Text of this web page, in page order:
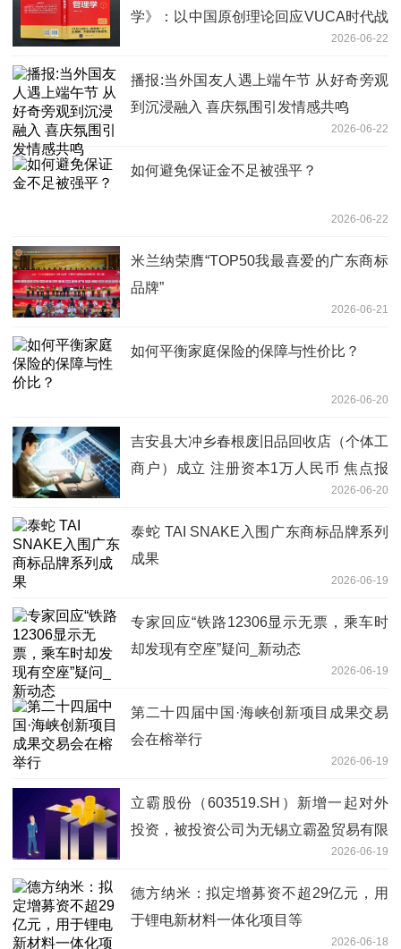
学》：以中国原创理论回应VUCA时代战
2026-06-22
播报:当外国友人遇上端午节 从好奇旁观
到沉浸融入 喜庆氛围引发情感共鸣
2026-06-22
如何避免保证金不足被强平？
2026-06-22
米兰纳荣膺“TOP50我最喜爱的广东商标
品牌”
2026-06-21
如何平衡家庭保险的保障与性价比？
2026-06-20
吉安县大冲乡春根废旧品回收店（个体工
商户）成立 注册资本1万人民币 焦点报
2026-06-20
泰蛇 TAI SNAKE入围广东商标品牌系列
成果
2026-06-19
专家回应“铁路12306显示无票，乘车时
却发现有空座”疑问_新动态
2026-06-19
第二十四届中国·海峡创新项目成果交易
会在榕举行
2026-06-19
立霸股份（603519.SH）新增一起对外
投资，被投资公司为无锡立霸盈贸易有限
2026-06-19
德方纳米：拟定增募资不超29亿元，用
于锂电新材料一体化项目等
2026-06-18